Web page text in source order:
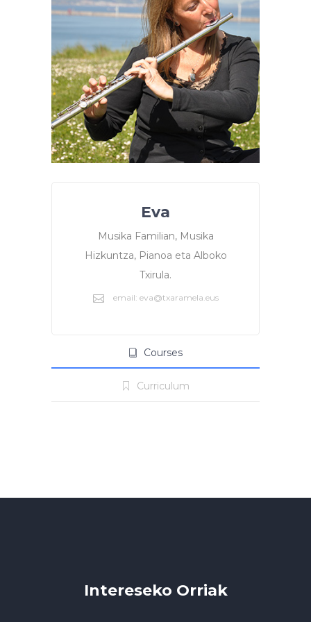
Eva
Musika Familian, Musika
Hizkuntza, Pianoa eta Alboko
Txirula.
email: eva@txaramela.eus
Courses
Curriculum
Intereseko Orriak